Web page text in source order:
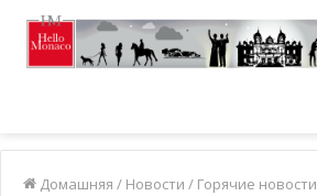
Домашняя / Новости / Горячие новости